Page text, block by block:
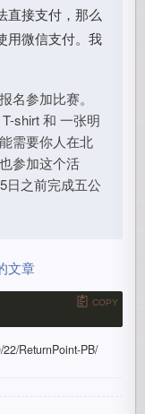
直接支付，那么
用微信支付。我
报名参加比赛。
shirt 和 一张明
需要你人在北
参加这个活
日之前完成五公
文章
COPY
ReturnPoint-PB/